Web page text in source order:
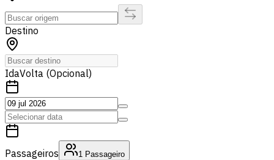
Destino
IdaVolta (Opcional)
Passageiros 1 Passageiro